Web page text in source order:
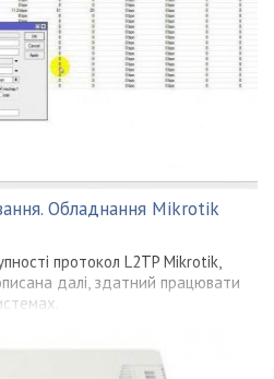
Обладнання Mikrotik
протокол L2TP Mikrotik,
далі, здатний працювати